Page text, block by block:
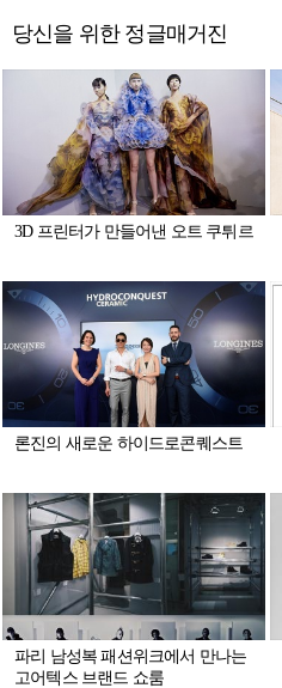
당신을 위한 정글매거진
3D 프린터가 만들어낸 오트 쿠튀르
론진의 새로운 하이드로콘퀘스트
파리 남성복 패션위크에서 만나는
고어텍스 브랜드 쇼룸